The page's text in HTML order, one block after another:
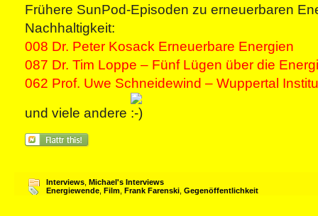
Frühere SunPod-Episoden zu erneuerbaren
Nachhaltigkeit:
008 Dr. Peter Kosack Erneuerbare Energien
087 Dr. Tim Loppe – Fünf Lügen über die
062 Prof. Uwe Schneidewind – Wuppertal
und viele andere
Interviews Michael's Interviews
Energiewende Film Frank Farenski Gegenöffentlichkeit